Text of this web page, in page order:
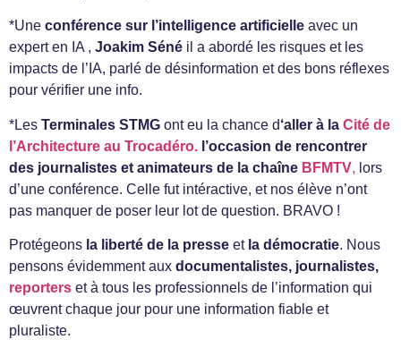
*Une conférence sur l’intelligence artificielle avec un
expert en IA , Joakim Séné il a abordé les risques et les
impacts de l’IA, parlé de désinformation et des bons réflexes
pour vérifier une info.
*Les Terminales STMG ont eu la chance d‘aller à la Cité de
l’Architecture au Trocadéro. l’occasion de rencontrer
des journalistes et animateurs de la chaîne BFMTV, lors
d’une conférence. Celle fut intéractive, et nos élève n’ont
pas manquer de poser leur lot de question. BRAVO !
Protégeons la liberté de la presse et la démocratie. Nous
pensons évidemment aux documentalistes, journalistes,
reporters et à tous les professionnels de l’information qui
œuvrent chaque jour pour une information fiable et
pluraliste.